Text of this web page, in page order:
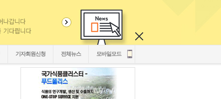
기자회원신청 전체뉴스 모바일모드